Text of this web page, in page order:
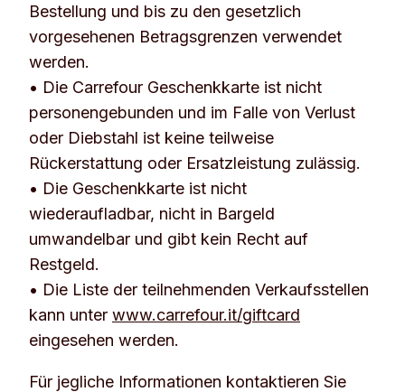
Bestellung und bis zu den gesetzlich
vorgesehenen Betragsgrenzen verwendet
werden.
• Die Carrefour Geschenkkarte ist nicht
personengebunden und im Falle von Verlust
oder Diebstahl ist keine teilweise
Rückerstattung oder Ersatzleistung zulässig.
• Die Geschenkkarte ist nicht
wiederaufladbar, nicht in Bargeld
umwandelbar und gibt kein Recht auf
Restgeld.
• Die Liste der teilnehmenden Verkaufsstellen
kann unter www.carrefour.it/giftcard
eingesehen werden.
Für jegliche Informationen kontaktieren Sie